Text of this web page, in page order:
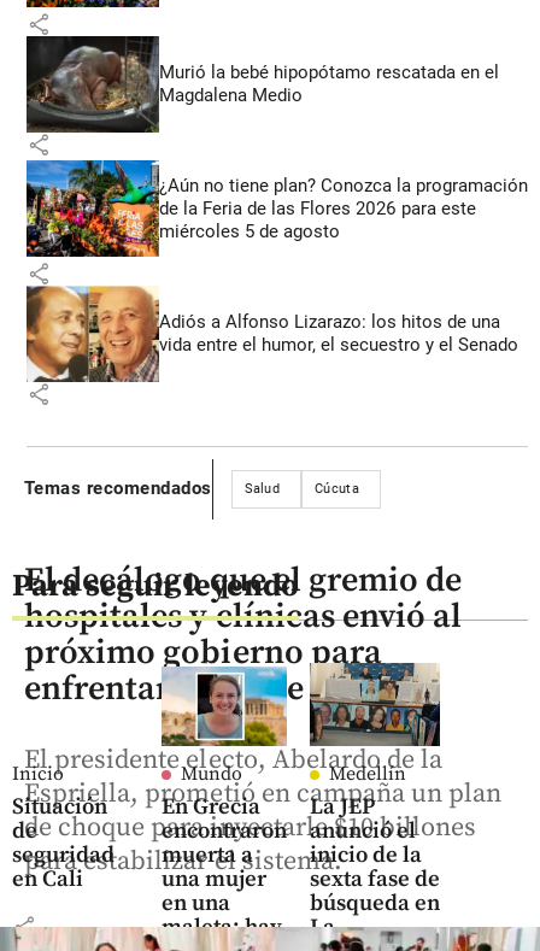
share
Murió la bebé hipopótamo rescatada en el
Magdalena Medio
share
¿Aún no tiene plan? Conozca la programación
de la Feria de las Flores 2026 para este
miércoles 5 de agosto
share
Adiós a Alfonso Lizarazo: los hitos de una
vida entre el humor, el secuestro y el Senado
share
Temas recomendados Salud Cúcuta
Para seguir leyendo
Inicio
Situación
de
seguridad
en Cali
share
Mundo
En Grecia
encontraron
muerta a
una mujer
en una
maleta: hay
Medellín
La JEP
anunció el
inicio de la
sexta fase de
búsqueda en
La
El decálogo que el gremio de
hospitales y clínicas envió al
próximo gobierno para
enfrentar crisis de salud
El presidente electo, Abelardo de la
Espriella, prometió en campaña un plan
de choque para inyectarle $10 billones
para estabilizar el sistema.